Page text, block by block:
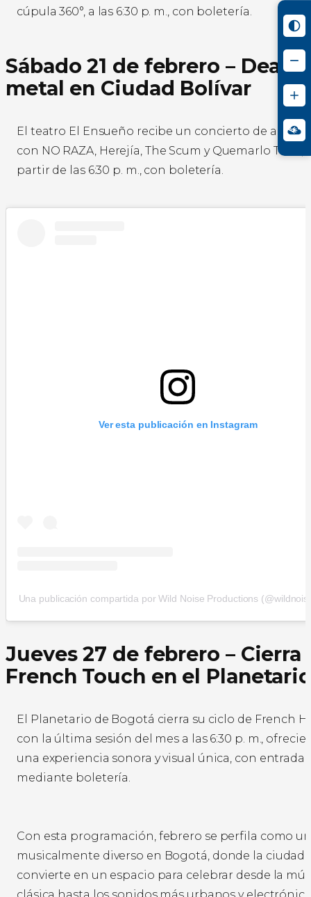
cúpula 360°, a las 6:30 p. m., con boletería.
Sábado 21 de febrero – Death
metal en Ciudad Bolívar
El teatro El Ensueño recibe un concierto de alto
con NO RAZA, Herejía, The Scum y Quemarlo Todo,
partir de las 6:30 p. m., con boletería.
Ver esta publicación en Instagram
Una publicación compartida por Wild Noise Productions
Jueves 27 de febrero – Cierra
French Touch en el
El Planetario de Bogotá cierra su ciclo de French
con la última sesión del mes a las 6:30 p. m.,
una experiencia sonora y visual única, con entrada
mediante boletería.
Con esta programación, febrero se perfila como
musicalmente diverso en Bogotá, donde la ciudad
convierte en un espacio para celebrar desde la
clásica hasta los sonidos más urbanos y